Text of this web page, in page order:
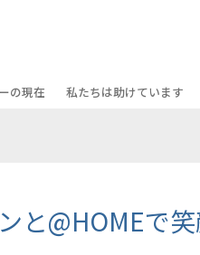
の現在
ニング
ベッジ氏—
会指導者
私たちは助けています
クリミノン 一般
と@HOMEで